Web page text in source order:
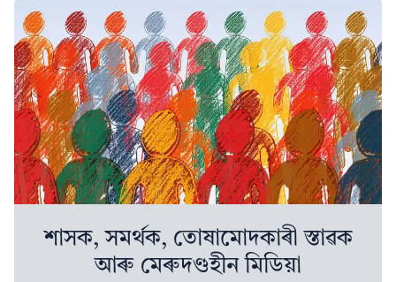
শাসক, সমৰ্থক, তোষামোদকাৰী স্তাৱক
আৰু মেৰুদণ্ডহীন মিডিয়া